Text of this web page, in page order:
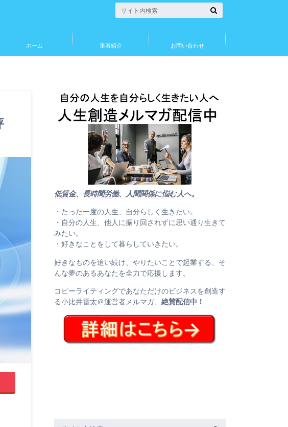
ホーム 筆者紹介 お問い合わせ
低賃金、長時間労働、人間関係に悩む人へ。
・たった一度の人生、自分らしく生きたい。
・自分の人生、他人に振り回されずに思い通り生きて
みたい。
・好きなことをして暮らしていきたい。
好きなものを追い続け、やりたいことで起業する、そ
んな夢のあるあなたを全力で応援します。
コピーライティングであなただけのビジネスを創造す
る小比井雷太＠運営者メルマガ、 絶賛配信中！